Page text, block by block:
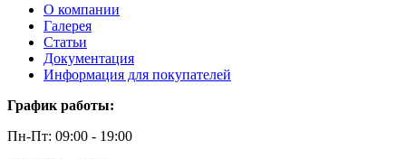
О компании
Галерея
Статьи
Документация
Информация для покупателей
График работы:
Пн-Пт: 09:00 - 19:00